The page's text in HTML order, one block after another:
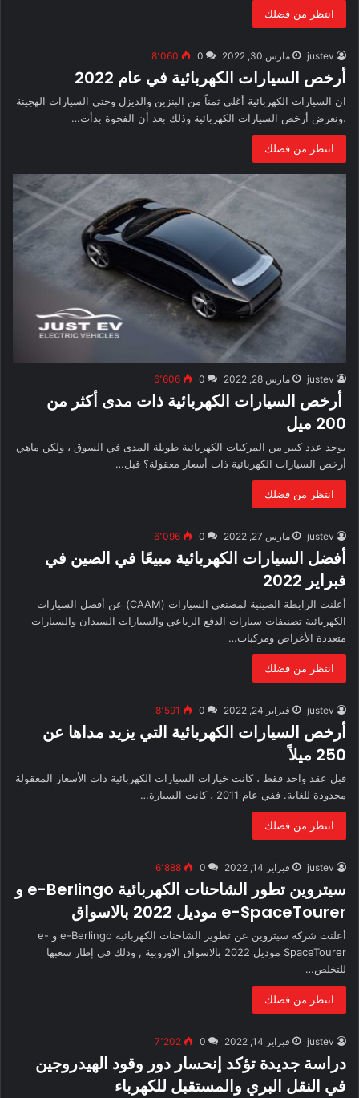
انتظر من فضلك
justev مارس 30, 2022 0 8٬060
أرخص السيارات الكهربائية في عام 2022
ان السيارات الكهربائية أغلى ثمناً من البنزين والديزل وحتى السيارات الهجينة
،ونعرض أرخص السيارات الكهربائية وذلك بعد أن الفجوة بدأت…
انتظر من فضلك
justev مارس 28, 2022 0 6٬606
أرخص السيارات الكهربائية ذات مدى أكثر من
200 ميل
يوجد عدد كبير من المركبات الكهربائية طويلة المدى في السوق ، ولكن ماهي
أرخص السيارات الكهربائية ذات أسعار معقولة؟ قبل…
انتظر من فضلك
justev مارس 27, 2022 0 6٬096
أفضل السيارات الكهربائية مبيعًا في الصين في
فبراير 2022
أعلنت الرابطة الصينية لمصنعي السيارات (CAAM) عن أفضل السيارات
الكهربائية تصنيفات سيارات الدفع الرباعي والسيارات السيدان والسيارات
متعددة الأغراض ومركبات…
انتظر من فضلك
justev فبراير 24, 2022 0 8٬591
أرخص السيارات الكهربائية التي يزيد مداها عن
250 ميلاً
قبل عقد واحد فقط ، كانت خيارات السيارات الكهربائية ذات الأسعار المعقولة
محدودة للغاية. ففي عام 2011 ، كانت السيارة…
انتظر من فضلك
justev فبراير 14, 2022 0 6٬888
سيتروين تطور الشاحنات الكهربائية e-Berlingo و
e-SpaceTourer موديل 2022 بالاسواق
أعلنت شركة سيتروين عن تطوير الشاحنات الكهربائية e-Berlingo و e-
SpaceTourer موديل 2022 بالاسواق الاوروبية , وذلك في إطار سعبها
للتخلص…
انتظر من فضلك
justev فبراير 14, 2022 0 7٬202
دراسة جديدة تؤكد إنحسار دور وقود الهيدروجين
في النقل البري والمستقبل للكهرباء